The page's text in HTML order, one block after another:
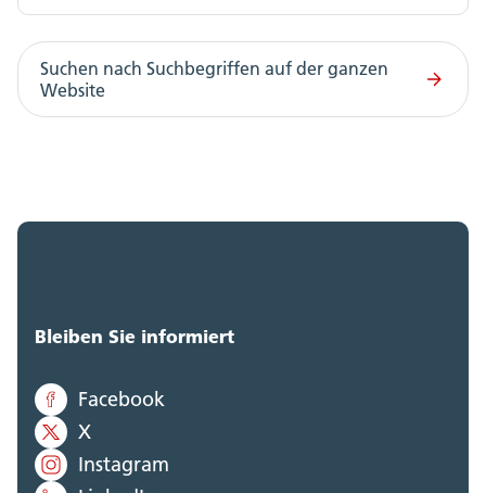
Suchen nach Suchbegriffen auf der ganzen
Website
Bleiben Sie informiert
Facebook
X
Instagram